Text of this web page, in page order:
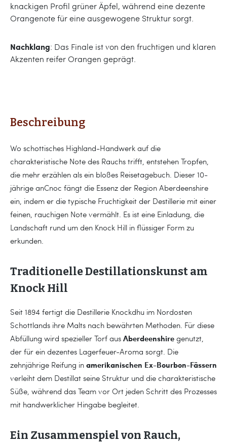
knackigen Profil grüner Äpfel, während eine dezente
Orangenote für eine ausgewogene Struktur sorgt.
Nachklang: Das Finale ist von den fruchtigen und klaren
Akzenten reifer Orangen geprägt.
Beschreibung
Wo schottisches Highland-Handwerk auf die
charakteristische Note des Rauchs trifft, entstehen Tropfen,
die mehr erzählen als ein bloßes Reisetagebuch. Dieser 10-
jährige anCnoc fängt die Essenz der Region Aberdeenshire
ein, indem er die typische Fruchtigkeit der Destillerie mit einer
feinen, rauchigen Note vermählt. Es ist eine Einladung, die
Landschaft rund um den Knock Hill in flüssiger Form zu
erkunden.
Traditionelle Destillationskunst am
Knock Hill
Seit 1894 fertigt die Destillerie Knockdhu im Nordosten
Schottlands ihre Malts nach bewährten Methoden. Für diese
Abfüllung wird spezieller Torf aus Aberdeenshire genutzt,
der für ein dezentes Lagerfeuer-Aroma sorgt. Die
zehnjährige Reifung in amerikanischen Ex-Bourbon-Fässern
verleiht dem Destillat seine Struktur und die charakteristische
Süße, während das Team vor Ort jeden Schritt des Prozesses
mit handwerklicher Hingabe begleitet.
Ein Zusammenspiel von Rauch,